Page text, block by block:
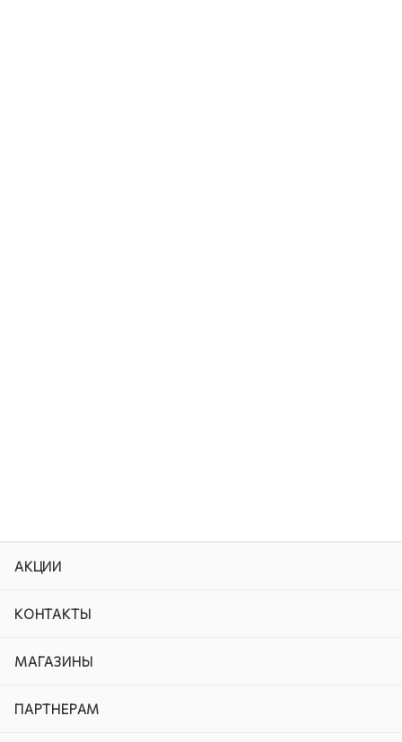
АКЦИИ
КОНТАКТЫ
МАГАЗИНЫ
ПАРТНЕРАМ